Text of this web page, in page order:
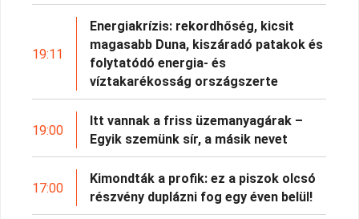
19:11
Energiakrízis: rekordhőség, kicsit
magasabb Duna, kiszáradó patakok és
folytatódó energia- és
víztakarékosság országszerte
19:00
Itt vannak a friss üzemanyagárak –
Egyik szemünk sír, a másik nevet
17:00
Kimondták a profik: ez a piszok olcsó
részvény duplázni fog egy éven belül!